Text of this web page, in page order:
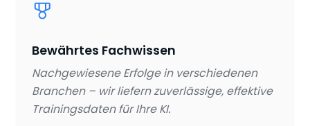
Bewährtes Fachwissen
Nachgewiesene Erfolge in verschiedenen
Branchen – wir liefern zuverlässige, effektive
Trainingsdaten für Ihre KI.